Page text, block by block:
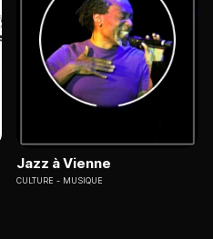
Jazz à Vienne
CULTURE MUSIQUE